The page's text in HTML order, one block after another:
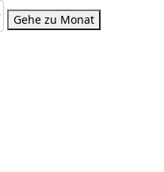
Gehe zu Monat